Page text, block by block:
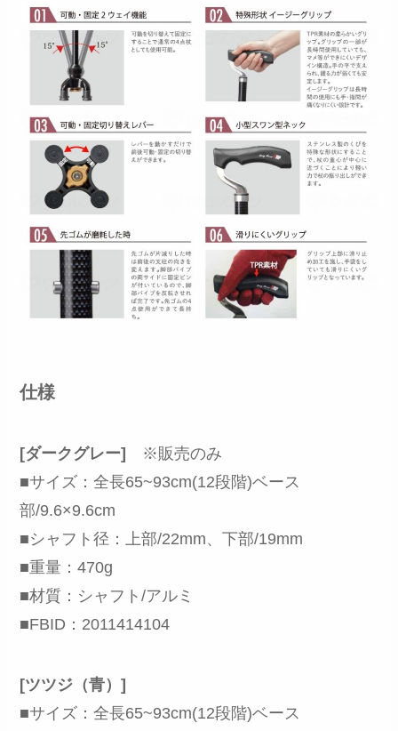
仕様
[ダークグレー] ※販売のみ
■サイズ：全長65~93cm(12段階)ベース
部/9.6×9.6cm
■シャフト径：上部/22mm、下部/19mm
■重量：470g
■材質：シャフト/アルミ
■FBID：2011414104
[ツツジ（青）]
■サイズ：全長65~93cm(12段階)ベース